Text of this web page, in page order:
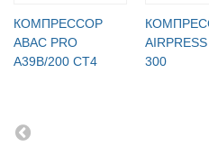
КОМПРЕССОР
ABAC PRO
A39B/200 CT4
300